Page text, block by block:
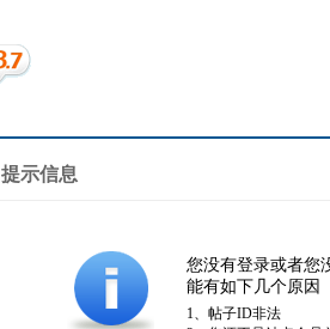
提示信息
您没有登录或者您
能有如下几个原因
1、帖子ID非法